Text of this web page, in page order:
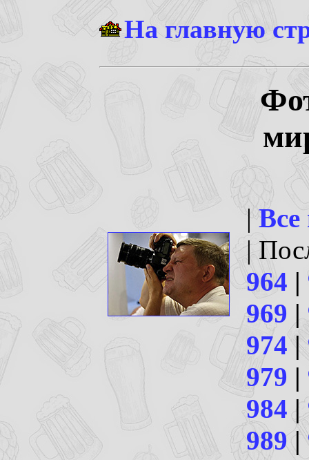
На главную
|
|
964 |
969 |
974|
979 |
984 |
989|